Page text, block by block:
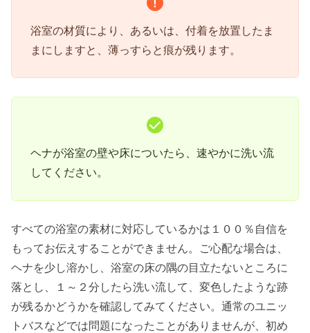
浴室の材質により、あるいは、付着を放置したま
まにしますと、薄っすらと痕が残ります。
ヘナが浴室の壁や床についたら、速やかに洗い流
してください。
すべての浴室の素材に対応しているかは１００％自信を
もってお伝えすることができません。ご心配な場合は、
ヘナを少し溶かし、浴室の床の隅の目立たないところに
落とし、１～２分したら洗い流して、変色したような跡
が残るかどうかを確認してみてください。通常のユニッ
トバスなどでは問題になったことがありませんが、初め